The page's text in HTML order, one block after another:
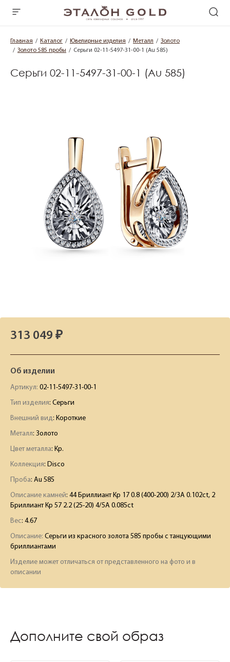
Главная Каталог Ювелирные изделия Металл
Золото
Золото 585 пробы
Серьги 02-11-5497-31-00-1 (Au 585)
Серьги 02-11-5497-31-00-1 (Au 585)
313 049 ₽
Об изделии
Артикул: 02-11-5497-31-00-1
Тип изделия: Серьги
Внешний вид: Короткие
Металл: Золото
Цвет металла: Кр.
Коллекция: Disco
Проба: Au 585
Описание камней: 44 Бриллиант Кр 17 0.8 (400-200) 2/3А 0.102ct, 2
Бриллиант Кр 57 2.2 (25-20) 4/5А 0.085ct
Вес: 4.67
Описание: Серьги из красного золота 585 пробы с танцующими
бриллиантами
Изделие может отличаться от представленного на фото и в
описании
Дополните свой образ